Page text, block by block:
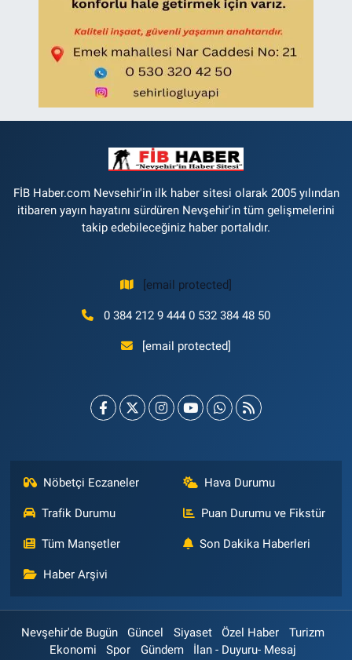
FİB Haber.com Nevsehir'in ilk haber sitesi olarak 2005 yılından
itibaren yayın hayatını sürdüren Nevşehir'in tüm gelişmelerini
takip edebileceğiniz haber portalıdır.
[email protected]
0 384 212 9 444 0 532 384 48 50
[email protected]
Nöbetçi Eczaneler Hava Durumu
Trafik Durumu Puan Durumu ve Fikstür
Tüm Manşetler Son Dakika Haberleri
Haber Arşivi
Nevşehir'de Bugün Güncel Siyaset Özel Haber
Turizm
Ekonomi
Spor Gündem
İlan - Duyuru- Mesaj